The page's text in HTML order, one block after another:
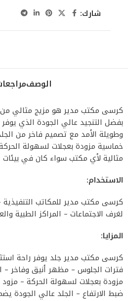
شارك:
الوصف
كرسى مكتب مدير هو مزيج مثالي من
بفضل التنجيد عالي الجودة الذي
وطويلة الأمد مع تصميم فاخر من
خماسية مزودة بعجلات لسهولة
مثالية لأي مكتب سواء كان في بيئات
الاستخدام:
كرسى مكتب مدير للمكاتب
لغرف الاجتماعات – المراكز الطبية
المزايا:
كرسى مكتب مدير جلد يوفر راحة
فترات الجلوس – مظهر أنيق وفاخر –
مزودة بعجلات لسهولة الحركة –
ضبط الارتفاع – الجلد عالي الجودة